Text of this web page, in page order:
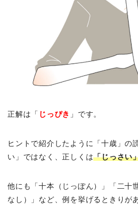
正解は「 じっぴき 」です。
ヒントで紹介したように「十歳」の
い」ではなく、正しくは「じっさい
他にも「十本（じっぽん）」「二十
なし）」など、例を挙げるときりが